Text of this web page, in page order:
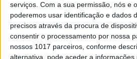
serviços. Com a sua permissão, nós e
poderemos usar identificação e dados
precisos através da procura de
consentir o processamento por nossa
nossos 1017 parceiros, conforme
alternativa, pode aceder a
Billy Bolt estabeleceu o melhor
“especial” Extreme de sexta-
6 segundos
Lettenbichler
e 13 segundos
Jarvis .